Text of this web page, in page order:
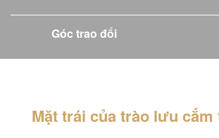
Góc trao đổi
Mặt trái của trào lưu cắm